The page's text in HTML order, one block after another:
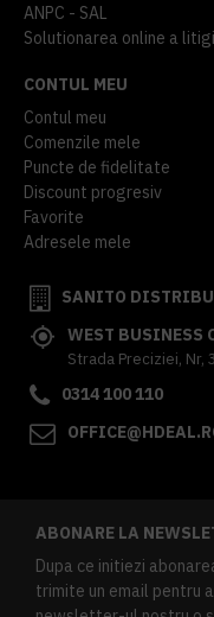
ANPC - SAL
Solutionarea online a
CONTUL MEU
Contul meu
Comenzile mele
Puncte de fidelitate
Discount progresiv
Favorite
Adresele mele
SANITO
WEST BUSINESS
Strada Preciziei, Nr,
0314 100 110
ABONARE LA
Dupa ce initiezi
trimite un email pentru